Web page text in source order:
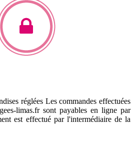
réglées Les commandes effectuées
limas.fr sont payables en ligne par
est effectué par l'intermédiaire de la